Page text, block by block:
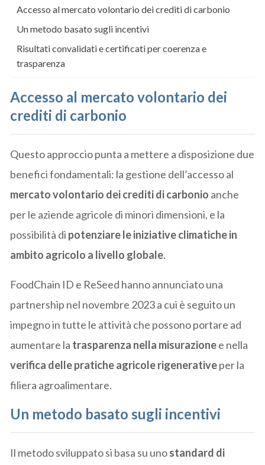
Accesso al mercato volontario dei crediti di carbonio
Un metodo basato sugli incentivi
Risultati convalidati e certificati per coerenza e
trasparenza
Accesso al mercato volontario dei
crediti di carbonio
Questo approccio punta a mettere a disposizione due
benefici fondamentali: la gestione dell’accesso al
mercato volontario dei crediti di carbonio anche
per le aziende agricole di minori dimensioni, e la
possibilità di potenziare le iniziative climatiche in
ambito agricolo a livello globale.
FoodChain ID e ReSeed hanno annunciato una
partnership nel novembre 2023 a cui è seguito un
impegno in tutte le attività che possono portare ad
aumentare la trasparenza nella misurazionee nella
verifica delle pratiche agricole rigenerativeper la
filiera agroalimentare.
Un metodo basato sugli incentivi
Il metodo sviluppato si basa su unostandard di